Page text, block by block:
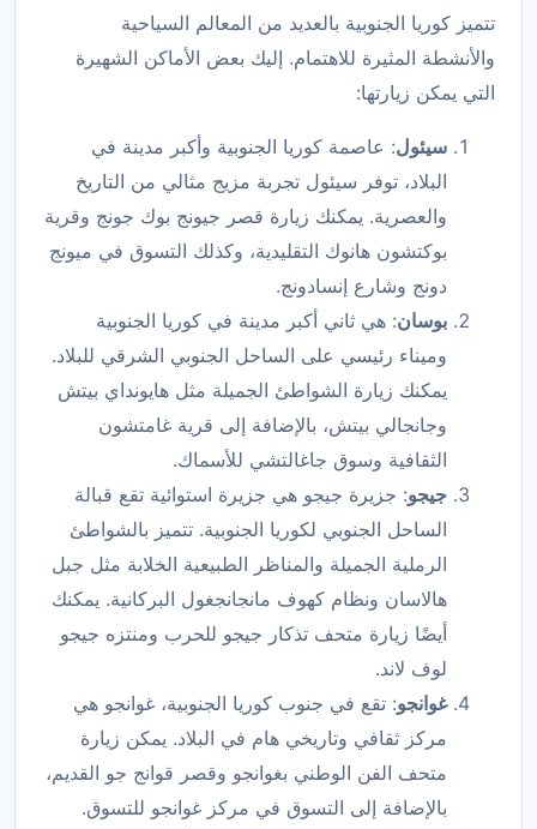
تتميز كوريا الجنوبية بالعديد من المعالم السياحية
والأنشطة المثيرة للاهتمام. إليك بعض الأماكن الشهيرة
التي يمكن زيارتها:
سيئول: عاصمة كوريا الجنوبية وأكبر مدينة في
البلاد، توفر سيئول تجربة مزيج مثالي من التاريخ
والعصرية. يمكنك زيارة قصر جيونج بوك جونج وقرية
بوكتشون هانوك التقليدية، وكذلك التسوق في ميونج
دونج وشارع إنسادونج.
بوسان: هي ثاني أكبر مدينة في كوريا الجنوبية
وميناء رئيسي على الساحل الجنوبي الشرقي للبلاد.
يمكنك زيارة الشواطئ الجميلة مثل هايونداي بيتش
وجانجالي بيتش، بالإضافة إلى قرية غامتشون
الثقافية وسوق جاغالتشي للأسماك.
جيجو: جزيرة جيجو هي جزيرة استوائية تقع قبالة
الساحل الجنوبي لكوريا الجنوبية. تتميز بالشواطئ
الرملية الجميلة والمناظر الطبيعية الخلابة مثل جبل
هالاسان ونظام كهوف مانجانجغول البركانية. يمكنك
أيضًا زيارة متحف تذكار جيجو للحرب ومنتزه جيجو
لوف لاند.
غوانجو: تقع في جنوب كوريا الجنوبية، غوانجو هي
مركز ثقافي وتاريخي هام في البلاد. يمكن زيارة
متحف الفن الوطني بغوانجو وقصر قوانج جو القديم،
بالإضافة إلى التسوق في مركز غوانجو للتسوق.